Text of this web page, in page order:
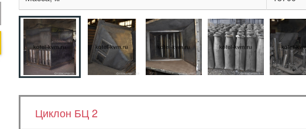
Циклон БЦ 2